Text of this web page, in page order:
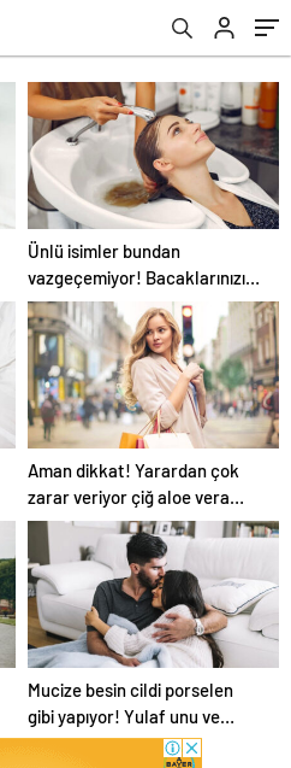
Ünlü isimler bundan
vazgeçemiyor! Bacaklarınızı
kuru fırçalarsanız…
Aman dikkat! Yarardan çok
zarar veriyor çiğ aloe vera
suyu…
Mucize besin cildi porselen
gibi yapıyor! Yulaf unu ve
limon…